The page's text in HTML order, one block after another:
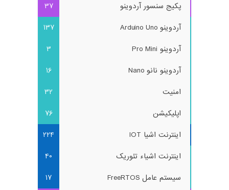
پکیج سنسور آردوینو
37
آردوینو Arduino Uno
137
آردوینو Pro Mini
3
آردوینو نانو Nano
16
امنیت
32
اپلیکیشن
76
اینترنت اشیا IOT
224
اینترنت اشیاء تئوریک
40
سیستم عامل FreeRTOS
17